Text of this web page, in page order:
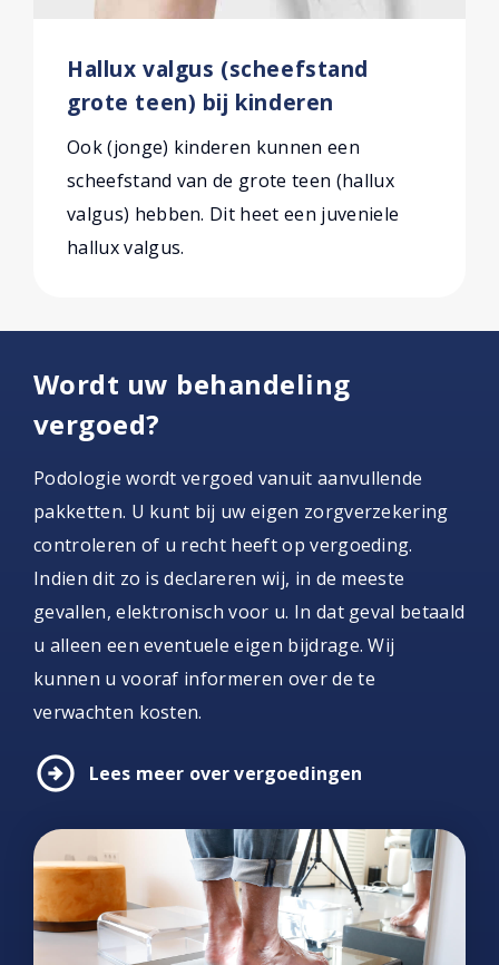
Hallux valgus (scheefstand
grote teen) bij kinderen
Ook (jonge) kinderen kunnen een
scheefstand van de grote teen (hallux
valgus) hebben. Dit heet een juveniele
hallux valgus.
Wordt uw behandeling
vergoed?
Podologie wordt vergoed vanuit aanvullende
pakketten. U kunt bij uw eigen zorgverzekering
controleren of u recht heeft op vergoeding.
Indien dit zo is declareren wij, in de meeste
gevallen, elektronisch voor u. In dat geval betaald
u alleen een eventuele eigen bijdrage. Wij
kunnen u vooraf informeren over de te
verwachten kosten.
arrow_circle_right Lees meer over vergoedingen